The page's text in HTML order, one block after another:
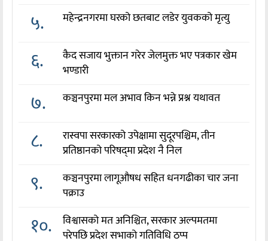
५. महेन्द्रनगरमा घरको छतबाट लडेर युवकको मृत्यु
६.
कैद सजाय भुक्तान गरेर जेलमुक्त भए पत्रकार खेम
भण्डारी
७. कञ्चनपुरमा मल अभाव किन भन्ने प्रश्न यथावत
८.
रास्वपा सरकारको उपेक्षामा सुदूरपश्चिम, तीन
प्रतिष्ठानको परिषद्‌मा प्रदेश नै निल
९.
कञ्चनपुरमा लागूऔषध सहित धनगढीका चार जना
पक्राउ
१०.
विश्वासको मत अनिश्चित, सरकार अल्पमतमा
परेपछि प्रदेश सभाको गतिविधि ठप्प